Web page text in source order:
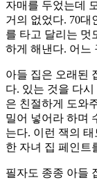
자매를 두었는데
거의 없었다. 70대
를 타고 달리는 멋
하게 해낸다. 어느
아들 집은 오래된
다. 있는 것을 다
은 친절하게 도와
밀어 넣어라 하며
는다. 이런 잭의
한 자녀 집 페인트
필자도 종종 아들